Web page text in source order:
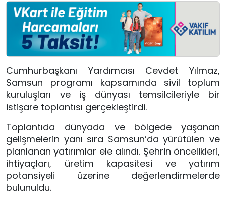
Cumhurbaşkanı Yardımcısı Cevdet Yılmaz,
Samsun programı kapsamında sivil toplum
kuruluşları ve iş dünyası temsilcileriyle bir
istişare toplantısı gerçekleştirdi.
Toplantıda dünyada ve bölgede yaşanan
gelişmelerin yanı sıra Samsun’da yürütülen ve
planlanan yatırımlar ele alındı. Şehrin öncelikleri,
ihtiyaçları, üretim kapasitesi ve yatırım
potansiyeli üzerine değerlendirmelerde
bulunuldu.